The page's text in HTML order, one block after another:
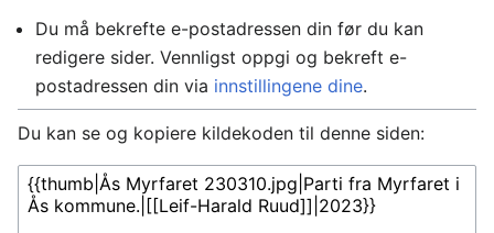
Du må bekrefte e-postadressen din før du kan
redigere sider. Vennligst oppgi og bekreft e-
postadressen din via innstillingene dine.
Du kan se og kopiere kildekoden til denne siden: